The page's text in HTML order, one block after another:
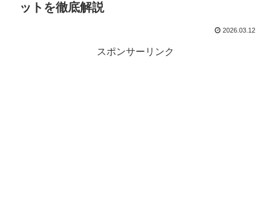
ットを徹底解説
2026.03.12
スポンサーリンク